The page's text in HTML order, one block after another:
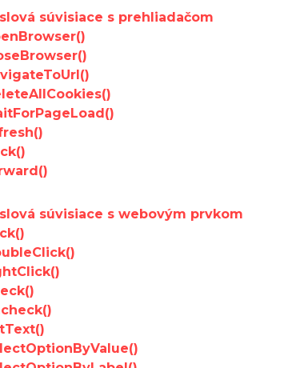
súvisiace s prehliadačom
súvisiace s webovým prvkom